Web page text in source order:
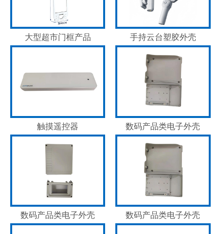
大型超市门框产品 手持云台塑胶外壳
触摸遥控器 数码产品类电子外壳
数码产品类电子外壳 数码产品类电子外壳